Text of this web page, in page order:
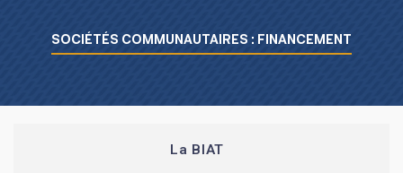
SOCIÉTÉS COMMUNAUTAIRES : FINANCEMENT
La BIAT